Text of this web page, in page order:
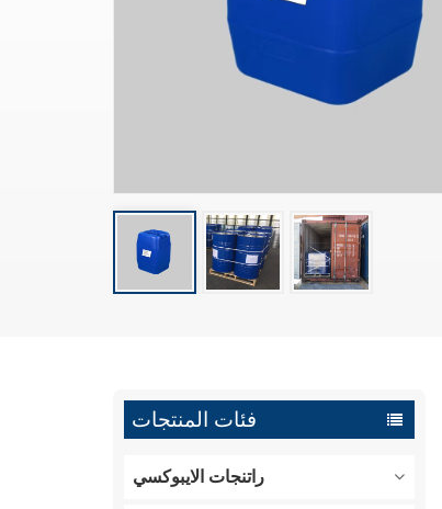
فئات المنتجات
راتنجات الايبوكسي